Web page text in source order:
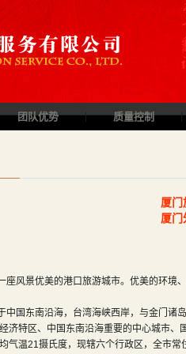
团队优势 | 质量控制 |
厦门
厦门
风景优美的港口旅游城市。优美的环境、
国东南沿海，台湾海峡西岸，与金门诸岛
济特区、中国东南沿海重要的中心城市
气温21摄氏度，现辖六个行政区，全市常